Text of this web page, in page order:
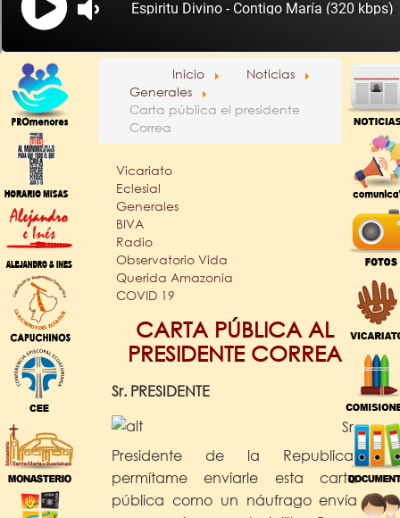
Inicio
Noticias
Generales
Carta pública el presidente
Correa
Vicariato
Eclesial
Generales
BIVA
Radio
Observatorio Vida
Querida Amazonia
COVID 19
CARTA PÚBLICA AL
PRESIDENTE CORREA
Sr. PRESIDENTE
Sr.
Presidente de la Republica:
permítame enviarle esta carta
pública como un náufrago envía